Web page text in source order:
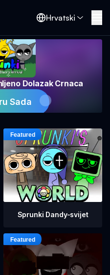
Hrvatski
Dolazak Crnaca
Sada
Sprunki Dandy-svijet